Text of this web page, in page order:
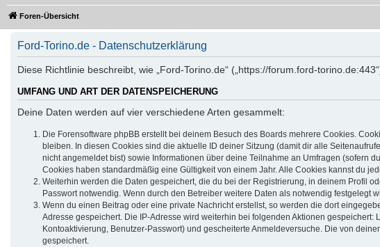
Foren-Übersicht
Ford-Torino.de - Datenschutzerklärung
Diese Richtlinie beschreibt, wie „Ford-Torino.de“ („https://forum.ford-
UMFANG UND ART DER DATENSPEICHERUNG
Deine Daten werden auf vier verschiedene Arten gesammelt:
Die Forensoftware phpBB erstellt bei deinem Besuch des Boards mehrere Cookies.
bleiben. In diesen Cookies sind die aktuelle ID deiner Sitzung (damit dir alle
nicht angemeldet bist) sowie Informationen über deine Teilnahme an Umfragen (sofern
Cookies haben standardmäßig eine Gültigkeit von einem Jahr. Alle Cookies kannst du
Weiterhin werden die Daten gespeichert, die du bei der Registrierung, in deinem Profil
Passwort notwendig. Wenn durch den Betreiber weitere Daten als notwendig festgelegt
Wenn du einen Beitrag oder eine private Nachricht erstellst, so werden die dort
Adresse gespeichert. Die IP-Adresse wird weiterhin bei folgenden Aktionen
Kontoaktivierung, Benutzer-Passwort) und gescheiterte Anmeldeversuche. Die von
gespeichert.